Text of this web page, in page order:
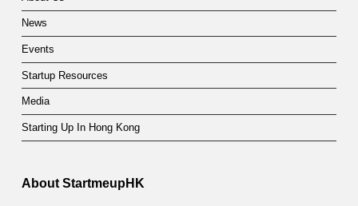
News
Events
Startup Resources
Media
Starting Up In Hong Kong
About StartmeupHK